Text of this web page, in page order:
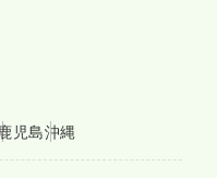
鹿児島沖縄